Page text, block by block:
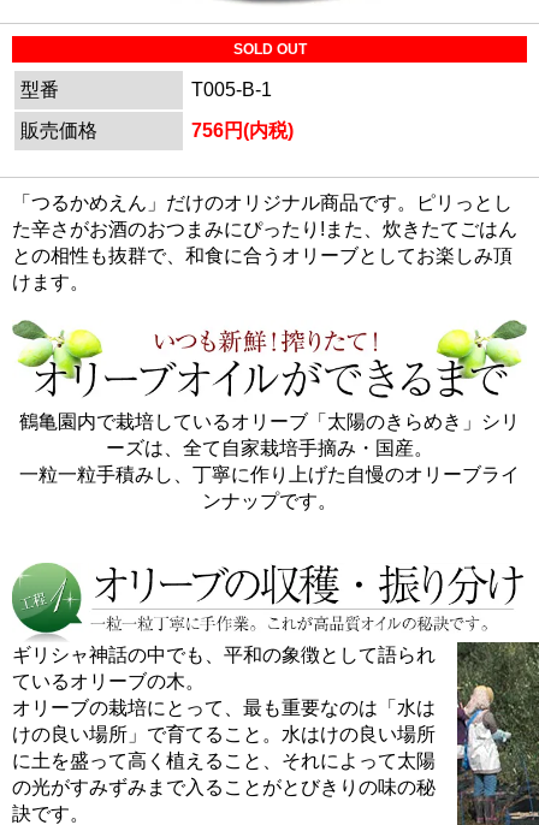
SOLD OUT
型番
T005-B-1
販売価格
756円(内税)
「つるかめえん」だけのオリジナル商品です。ピリっとし
た辛さがお酒のおつまみにぴったり!また、炊きたてごはん
との相性も抜群で、和食に合うオリーブとしてお楽しみ頂
けます。
鶴亀園内で栽培しているオリーブ「太陽のきらめき」シリ
ーズは、全て自家栽培手摘み・国産。
一粒一粒手積みし、丁寧に作り上げた自慢のオリーブライ
ンナップです。
ギリシャ神話の中でも、平和の象徴として語られ
ているオリーブの木。
オリーブの栽培にとって、最も重要なのは「水は
けの良い場所」で育てること。水はけの良い場所
に土を盛って高く植えること、それによって太陽
の光がすみずみまで入ることがとびきりの味の秘
訣です。